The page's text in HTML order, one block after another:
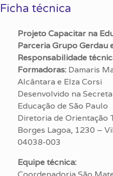
Ficha técnica
Projeto Capacitar na
Parceria Grupo Gerdau
Responsabilidade
Formadoras: Damaris
Alcântara e Elza Corsi
Desenvolvido na
Educação de São Paulo
Diretoria de Orientação
Borges Lagoa, 1230 –
04038-003
Equipe técnica: